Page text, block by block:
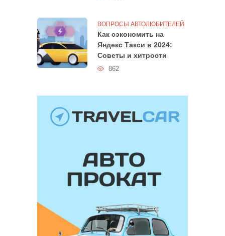
ВОПРОСЫ АВТОЛЮБИТЕЛЕЙ
Как сэкономить на
Яндекс Такси в 2024:
Советы и хитрости
862